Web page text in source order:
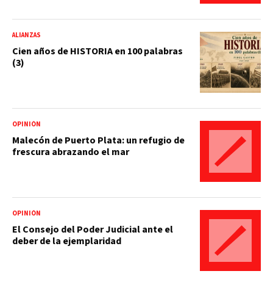
ALIANZAS
Cien años de HISTORIA en 100 palabras
(3)
OPINIÓN
Malecón de Puerto Plata: un refugio de
frescura abrazando el mar
OPINIÓN
El Consejo del Poder Judicial ante el
deber de la ejemplaridad